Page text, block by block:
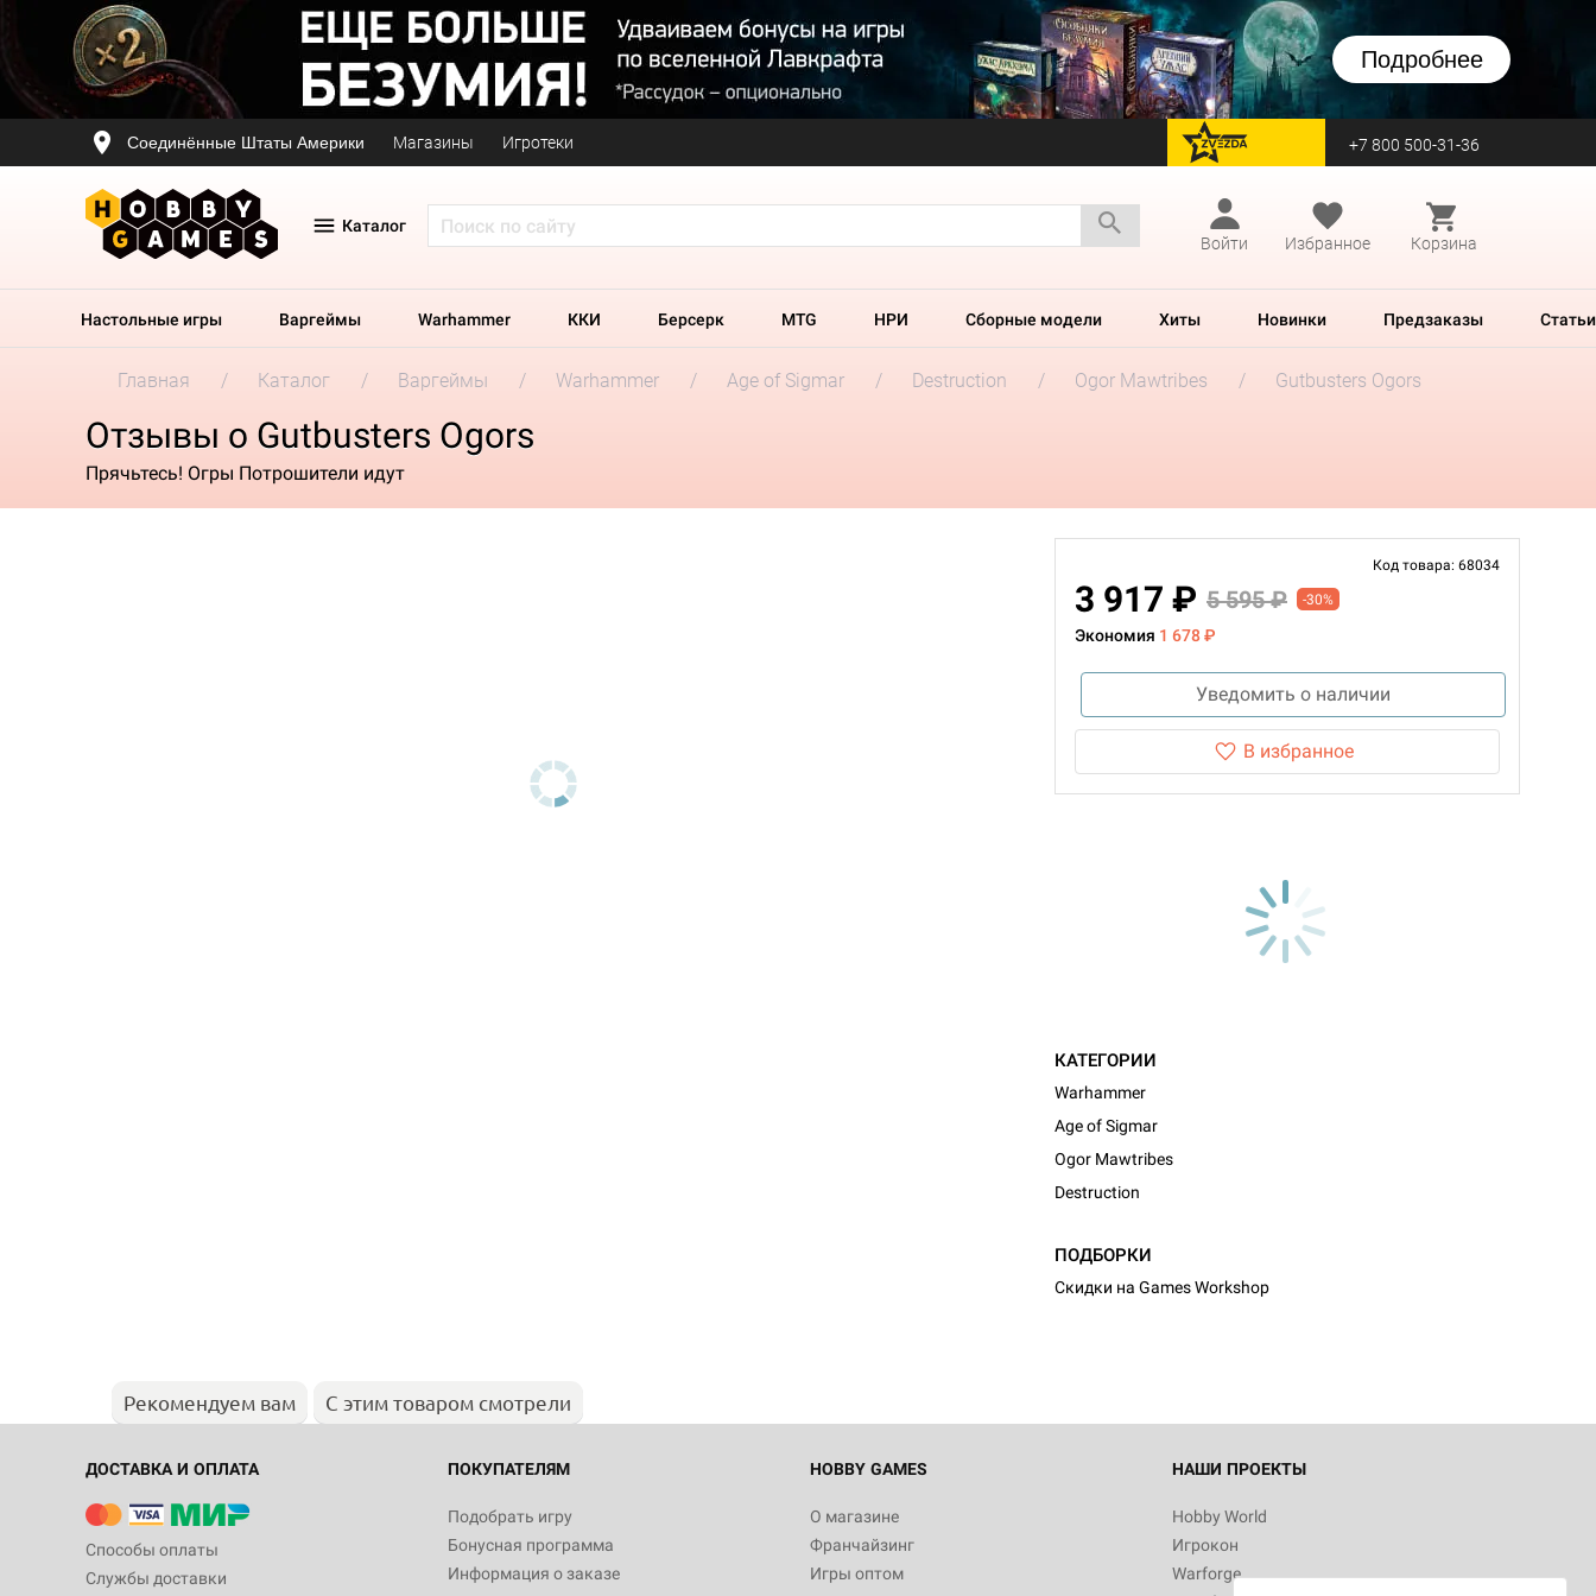
Подробнее
Соединённые Штаты Америки Магазины Игротеки перейти на Zvezda +7 800 500-31-36
Каталог
Войти
Избранное Корзина
Настольные игры Варгеймы Warhammer ККИ Берсерк MTG НРИ Сборные модели Хиты Новинки Предзаказы Статьи
Главная Каталог Варгеймы Warhammer Age of Sigmar Destruction Ogor Mawtribes Gutbusters Ogors
Отзывы о Gutbusters Ogors
Прячьтесь! Огры Потрошители идут
Код товара: 68034
3 917 ₽ 5 595 ₽ -30%
Экономия 1 678 ₽
Уведомить о наличии
В избранное
КАТЕГОРИИ
Warhammer
Age of Sigmar
Ogor Mawtribes
Destruction
ПОДБОРКИ
Скидки на Games Workshop
Рекомендуем вам С этим товаром смотрели
ДОСТАВКА И ОПЛАТА
Способы оплаты
Службы доставки
ПОКУПАТЕЛЯМ
Подобрать игру
Бонусная программа
Информация о заказе
HOBBY GAMES
О магазине
Франчайзинг
Игры оптом
НАШИ ПРОЕКТЫ
Hobby World
Игрокон
Warforge